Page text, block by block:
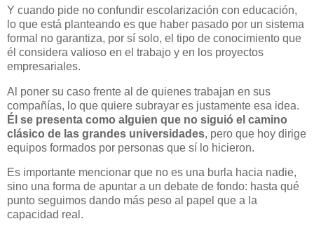
Y cuando pide no confundir escolarización con educación,
lo que está planteando es que haber pasado por un sistema
formal no garantiza, por sí solo, el tipo de conocimiento que
él considera valioso en el trabajo y en los proyectos
empresariales.
Al poner su caso frente al de quienes trabajan en sus
compañías, lo que quiere subrayar es justamente esa idea.
Él se presenta como alguien que no siguió el camino
clásico de las grandes universidades, pero que hoy dirige
equipos formados por personas que sí lo hicieron.
Es importante mencionar que no es una burla hacia nadie,
sino una forma de apuntar a un debate de fondo: hasta qué
punto seguimos dando más peso al papel que a la
capacidad real.